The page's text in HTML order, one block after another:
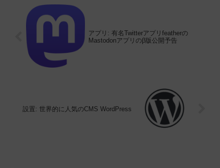
アプリ: 有名Twitterアプリfeatherの
Mastodonアプリのβ版公開予告
設置: 世界的に人気のCMS WordPress